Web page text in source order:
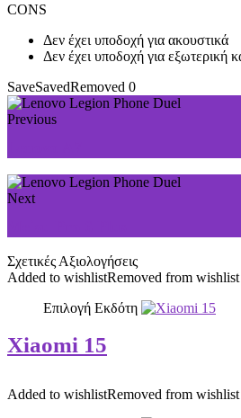
CONS
Δεν έχει υποδοχή για ακουστικά
Δεν έχει υποδοχή για εξωτερική
SaveSavedRemoved 0
Previous
Next
Σχετικές Αξιολογήσεις
Added to wishlistRemoved from wishlist
Επιλογή Εκδότη
Xiaomi 15
Added to wishlistRemoved from wishlist